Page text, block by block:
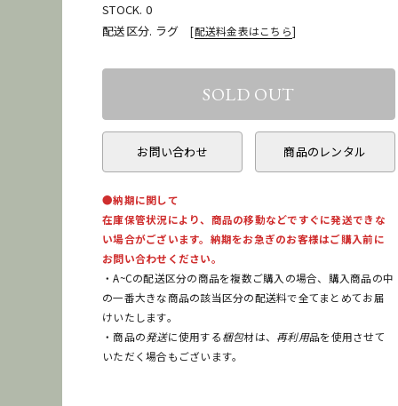
STOCK. 0
配送区分. ラグ[配送料金表はこちら]
お問い合わせ 商品のレンタル
●納期に関して
在庫保管状況により、商品の移動などですぐに発送できな
い場合がございます。納期をお急ぎのお客様はご購入前に
お問い合わせください。
・A~Cの配送区分の商品を複数ご購入の場合、購入商品の中
の一番大きな商品の該当区分の配送料で全てまとめてお届
けいたします。
・商品の発送に使用する梱包材は、 再利用品を使用させて
いただく場合もございます。